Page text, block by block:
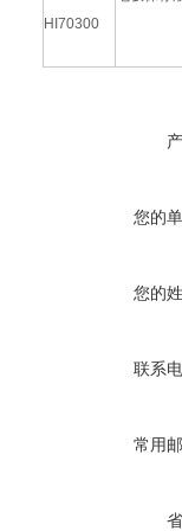
HI70300
您的
您的
联系
常用